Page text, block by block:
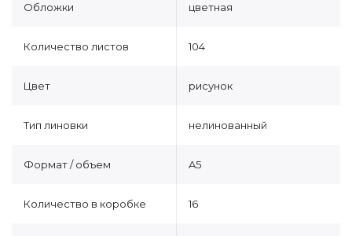
Обложки цветная
Количество листов 104
Цвет рисунок
Тип линовки нелинованный
Формат / объем A5
Количество в коробке 16